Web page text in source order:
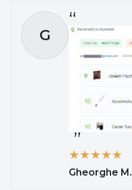
G
Gheorghe M.